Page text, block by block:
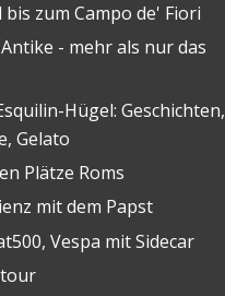
zum Campo de' Fiori
- mehr als nur das
Hügel: Geschichten,
Gelato
Plätze Roms
mit dem Papst
Vespa mit Sidecar